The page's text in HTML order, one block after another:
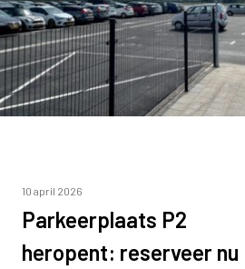
10 april 2026
Parkeerplaats P2
heropent: reserveer nu